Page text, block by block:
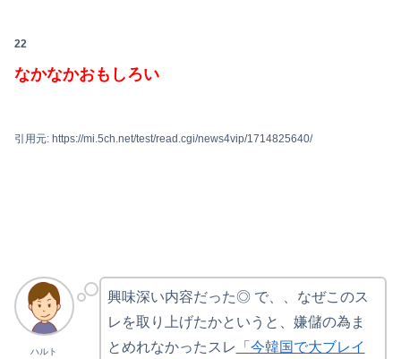
22
なかなかおもしろい
引用元: https://mi.5ch.net/test/read.cgi/news4vip/1714825640/
ハルト
興味深い内容だった◎ で、、なぜこのス
レを取り上げたかというと、嫌儲の為ま
とめれなかったスレ 「今韓国で大ブレイ